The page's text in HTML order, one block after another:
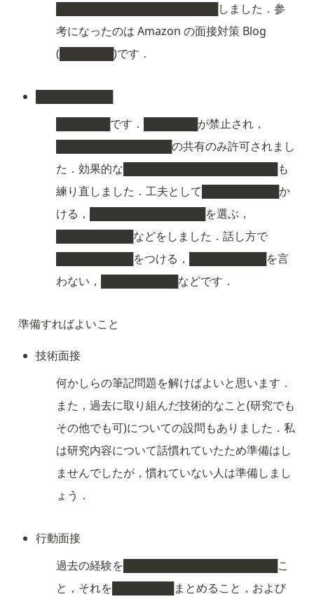
█████████████████████しました．参
考になったのは Amazon の面接対策 Blog
(███████)です．
███████です．███████が禁止され，
███████████████の共有のみ許可されまし
た．効果的な████████████████████も
練り直しました．工夫として██████████か
ける，███████████████を選ぶ，
██████████などをしました．話し方で
██████████をつける，██████████を言
わない，██████████などです．
準備すればよいこと
技術面接
何かしらの筆記問題を解けばよいと思います．
また，過去に取り組んだ技術的なこと(研究でも
その他でも可)についての設問もありました．私
は研究内容について話慣れていたため準備はし
ませんでしたが，慣れていない人は準備しまし
ょう．
行動面接
過去の経験を████████████████████こ
と，それを████████まとめること，および